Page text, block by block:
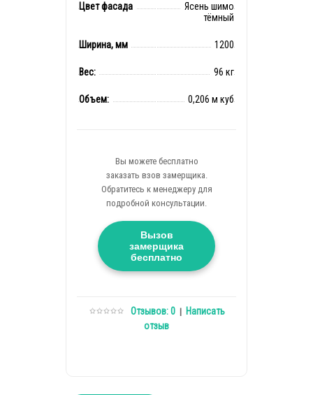
Цвет фасада
Ясень шимо
тёмный
Ширина, мм 1200
Вес: 96 кг
Объем: 0,206 м куб
Вы можете бесплатно
заказать взов замерщика.
Обратитесь к менеджеру для
подробной консультации.
Вызов
замерщика
бесплатно
Отзывов: 0| Написать
отзыв